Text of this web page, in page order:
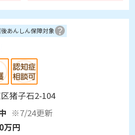
あんしん保障対象
猪子石2-104
※7/24更新
万円